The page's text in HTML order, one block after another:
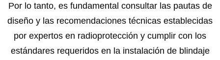
Por lo tanto, es fundamental consultar las pautas de
diseño y las recomendaciones técnicas establecidas
por expertos en radioprotección y cumplir con los
estándares requeridos en la instalación de blindaje